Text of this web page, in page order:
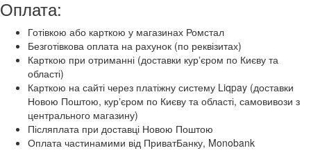
Оплата:
Готівкою або карткою у магазинах Ромстал
Безготівкова оплата на рахунок (по реквізитах)
Карткою при отриманні (доставки курʼєром по Києву та
області)
Карткою на сайті через платіжну систему Liqpay (доставки
Новою Поштою, курʼєром по Києву та області, самовивози з
центрального магазину)
Післяплата при доставці Новою Поштою
Оплата частинамими від ПриватБанку, Monobank